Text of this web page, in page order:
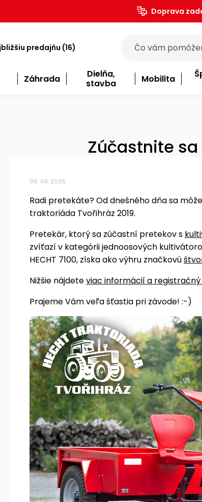
Doprava
predajňu (16)
Záhrada
Dielňa,
stavba
Mobilita
Zúčastnite
06. 08. 2026
Radi pretekáte? Od dnešného dňa sa
traktoriáda Tvořihráz 2019.
Pretekár, ktorý sa zúčastní pretekov s
zvíťazí v kategórii jednoosových
HECHT 7100, získa ako výhru značkovú
Nižšie nájdeteviac informácií a
Prajeme Vám veľa šťastia pri závode! :-)